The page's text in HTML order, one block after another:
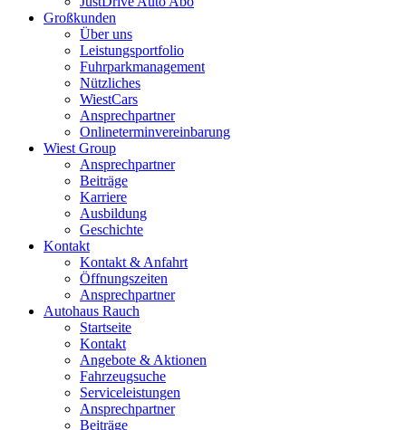
Großkunden
Über uns
Leistungsportfolio
Fuhrparkmanagement
Nützliches
WiestCars
Ansprechpartner
Onlineterminvereinbarung
Wiest Group
Ansprechpartner
Beiträge
Karriere
Ausbildung
Geschichte
Kontakt
Kontakt & Anfahrt
Öffnungszeiten
Ansprechpartner
Autohaus Rauch
Startseite
Kontakt
Angebote & Aktionen
Fahrzeugsuche
Serviceleistungen
Ansprechpartner
Beiträge